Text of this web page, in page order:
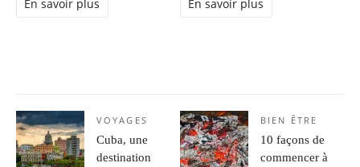
En savoir plus En savoir plus
VOYAGES
Cuba, une
destination
BIEN ÊTRE
10 façons de
commencer à